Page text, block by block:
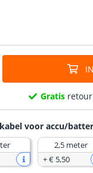
Gratis
voor accu/
2,5 meter
+€ 5,50